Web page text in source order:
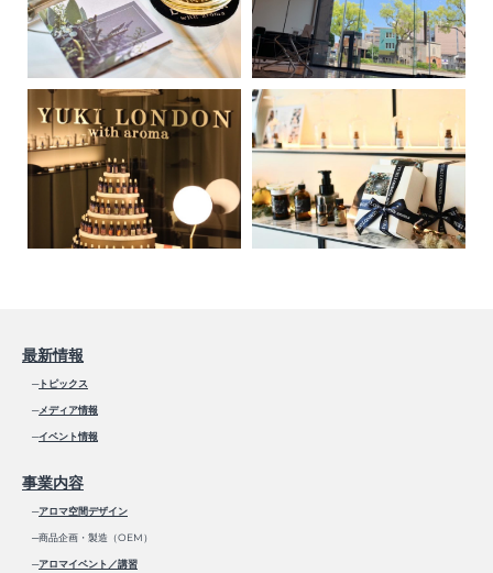
最新情報
─トピックス
─メディア情報
─イベント情報
事業内容
─アロマ空間デザイン
─商品企画・製造（OEM）
─アロマイベント／講習